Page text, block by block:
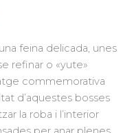
feina delicada, unes
refinar o «yute»
commemorativa
d’aquestes bosses
la roba i l’interior